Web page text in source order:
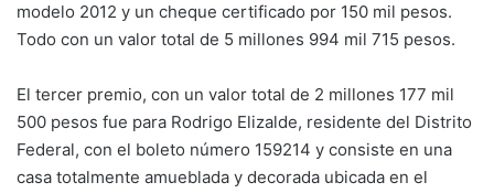
modelo 2012 y un cheque certificado por 150 mil pesos.
Todo con un valor total de 5 millones 994 mil 715 pesos.
El tercer premio, con un valor total de 2 millones 177 mil
500 pesos fue para Rodrigo Elizalde, residente del Distrito
Federal, con el boleto número 159214 y consiste en una
casa totalmente amueblada y decorada ubicada en el